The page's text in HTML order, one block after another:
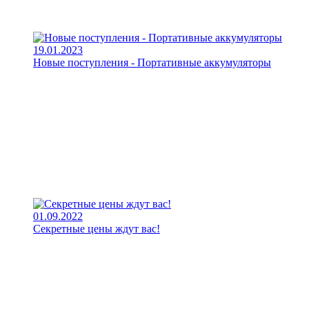
19.01.2023
Новые поступления - Портативные аккумуляторы
01.09.2022
Секретные цены ждут вас!